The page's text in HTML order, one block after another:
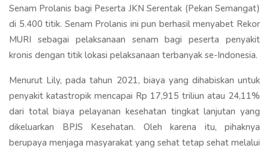
Senam Prolanis bagi Peserta JKN Serentak (Pekan Semangat)
di 5.400 titik. Senam Prolanis ini pun berhasil menyabet Rekor
MURI sebagai pelaksanaan senam bagi peserta penyakit
kronis dengan titik lokasi pelaksanaan terbanyak se-Indonesia.
Menurut Lily, pada tahun 2021, biaya yang dihabiskan untuk
penyakit katastropik mencapai Rp 17,915 triliun atau 24,11%
dari total biaya pelayanan kesehatan tingkat lanjutan yang
dikeluarkan BPJS Kesehatan. Oleh karena itu, pihaknya
berupaya menjaga masyarakat yang sehat tetap sehat melalui